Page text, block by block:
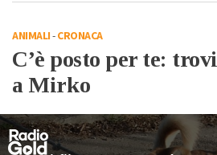
ANIMALI-CRONACA
C’è posto per te:
a Mirko